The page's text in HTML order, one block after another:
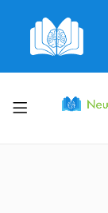
Toggle
menu